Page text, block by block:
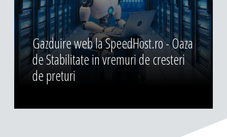
Gazduire web la SpeedHost.ro - Oaza
de Stabilitate in vremuri de cresteri
de preturi